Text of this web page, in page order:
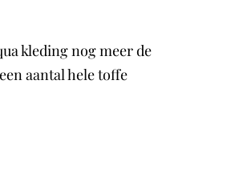
kleding nog meer de
aantal hele toffe